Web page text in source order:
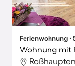
Ferienwohnung ∙
Wohnung mit